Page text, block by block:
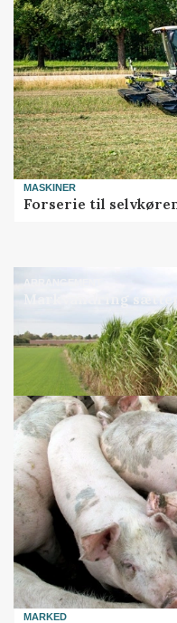
MASKINER
Forserie til
ARRANGEMENT
Markvandring
MARKED